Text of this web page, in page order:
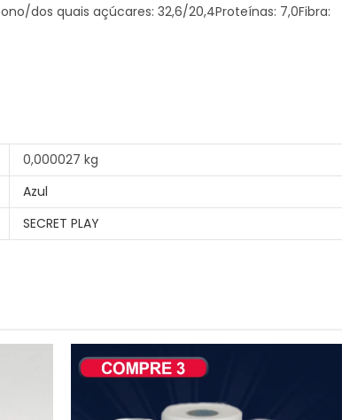
dos quais açúcares: 32,6/20,4Proteínas: 7,0Fibra:
0,000027 kg
Azul
SECRET PLAY